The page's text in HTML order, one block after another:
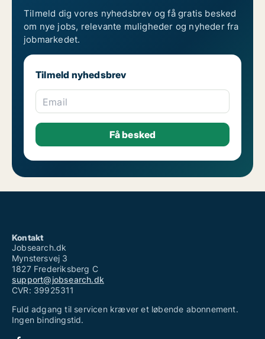
Tilmeld dig vores nyhedsbrev og få gratis besked
om nye jobs, relevante muligheder og nyheder fra
jobmarkedet.
Tilmeld nyhedsbrev
Email
Kontakt
Jobsearch.dk
Mynstersvej 3
1827 Frederiksberg C
support@jobsearch.dk
CVR: 39925311
Fuld adgang til servicen kræver et løbende abonnement.
Ingen bindingstid.